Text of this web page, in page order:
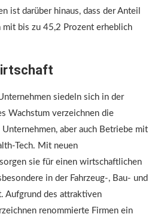
ist darüber hinaus, dass der Anteil
mit bis zu 45,2 Prozent erheblich
siedeln sich in der
Wachstum verzeichnen die
aber auch Betriebe mit
Tech. Mit neuen
sie für einen wirtschaftlichen
in der Fahrzeug-, Bau- und
Aufgrund des attraktiven
renommierte Firmen ein